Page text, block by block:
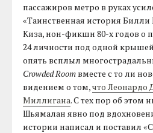
пассажиров метро в руках
«Таинственная история
Киза, нон-фикшн 80-х годов о
24 личности под одной
опять всплыл
Crowded Room вместе с то ли
видением о том,что Леонардо
Миллигана. С тех пор об этом
Шьямалан явно под
истории написал и поставил